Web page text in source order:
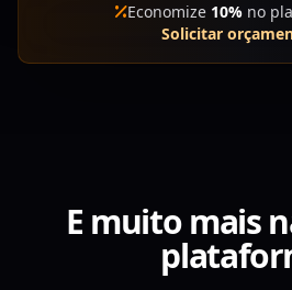
Economize 10%no
Solicitar
E muito mais